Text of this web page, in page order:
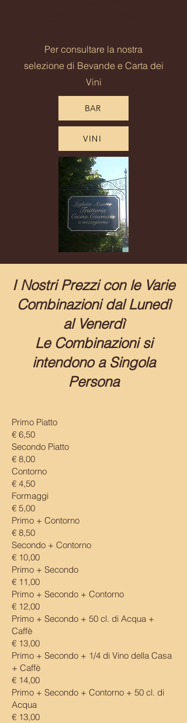
Per consultare la nostra
selezione di Bevande e Carta dei
Vini
BAR
VINI
I Nostri Prezzi con le Varie
Combinazioni dal Lunedì
al Venerdì
Le Combinazioni si
intendono a Singola
Persona
Primo Piatto
€ 6,50
Secondo Piatto
€ 8,00
Contorno
€ 4,50
Formaggi
€ 5,00
Primo + Contorno
€ 8,50
Secondo + Contorno
€ 10,00
Primo + Secondo
€ 11,00
Primo + Secondo + Contorno
€ 12,00
Primo + Secondo + 50 cl. di Acqua +
Caffè
€ 13,00
Primo + Secondo + 1/4 di Vino della Casa
+ Caffè
€ 14,00
Primo + Secondo + Contorno + 50 cl. di
Acqua
€ 13,00